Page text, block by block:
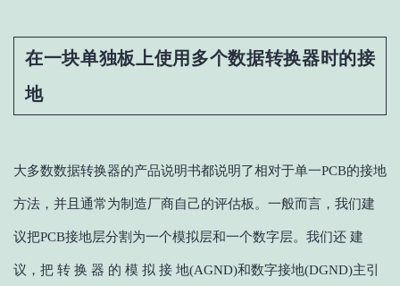
在一块单独板上使用多个数据转换器时的接
地
大多数数据转换器的产品说明书都说明了相对于单一PCB的接地
方法，并且通常为制造厂商自己的评估板。一般而言，我们建
议把PCB接地层分割为一个模拟层和一个数字层。我们还 建
议，把 转 换 器 的 模 拟 接 地(AGND)和数字接地(DGND)主引